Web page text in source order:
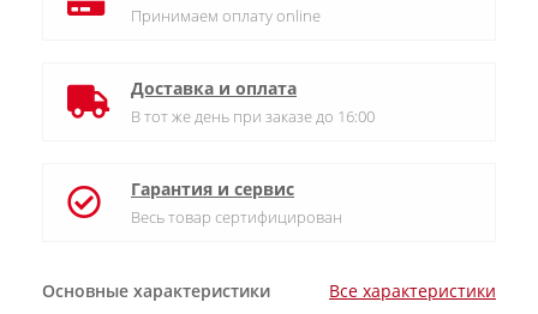
Основные характеристики Все характеристики
Принимаем оплату online
Доставка и оплата
В тот же день при заказе до 16:00
Гарантия и сервис
Весь товар сертифицирован